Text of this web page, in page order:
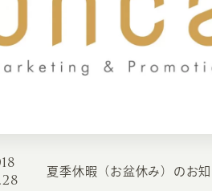
夏季休暇（お盆休み）のお